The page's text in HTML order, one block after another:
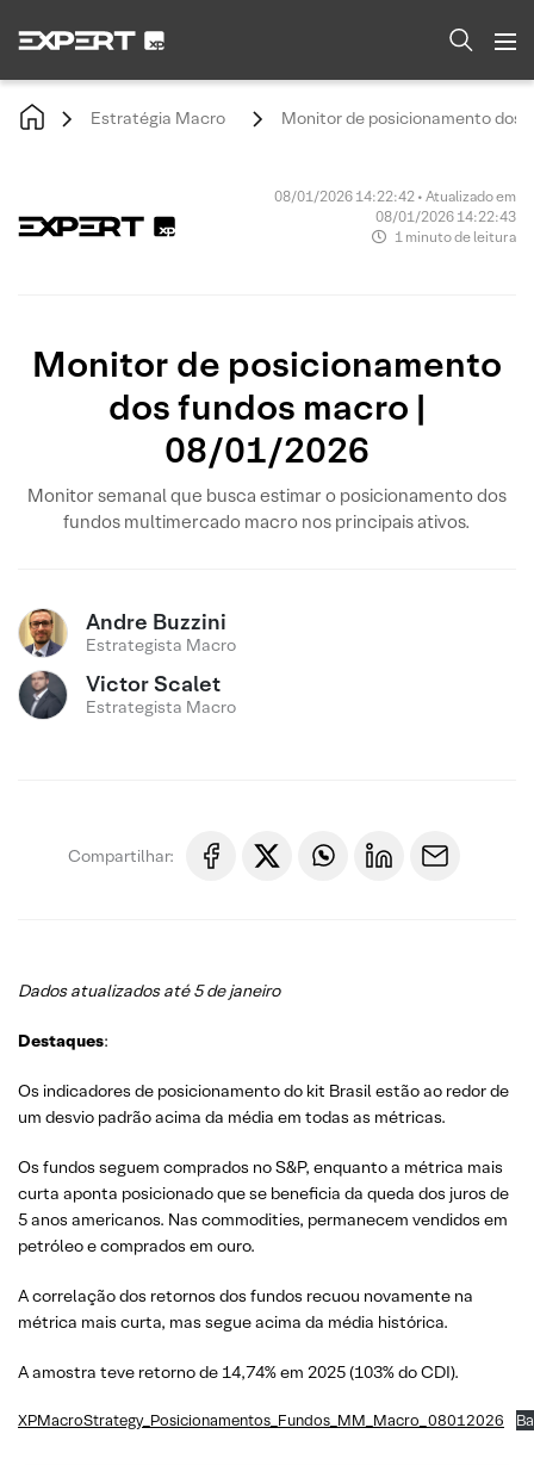
Estratégia Macro Monitor de posicionamento dos
08/01/2026 14:22:42 • Atualizado em
08/01/2026 14:22:43
1 minuto de leitura
Monitor de posicionamento
dos fundos macro |
08/01/2026
Monitor semanal que busca estimar o posicionamento dos
fundos multimercado macro nos principais ativos.
Andre Buzzini
Estrategista Macro
Victor Scalet
Estrategista Macro
Compartilhar:
Dados atualizados até 5 de janeiro
Destaques:
Os indicadores de posicionamento do kit Brasil estão ao redor de
um desvio padrão acima da média em todas as métricas.
Os fundos seguem comprados no S&P, enquanto a métrica mais
curta aponta posicionado que se beneficia da queda dos juros de
5 anos americanos. Nas commodities, permanecem vendidos em
petróleo e comprados em ouro.
A correlação dos retornos dos fundos recuou novamente na
métrica mais curta, mas segue acima da média histórica.
A amostra teve retorno de 14,74% em 2025 (103% do CDI).
XPMacroStrategy_Posicionamentos_Fundos_MM_Macro_08012026